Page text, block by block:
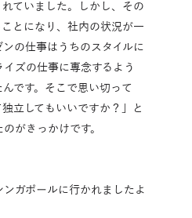
ていました。しかし、その
とになり、社内の状況が一
の仕事はうちのスタイルに
ズの仕事に専念するよう
です。そこで思い切って
独立してもいいですか？」と
がきっかけです。
ガポールに行かれましたよ